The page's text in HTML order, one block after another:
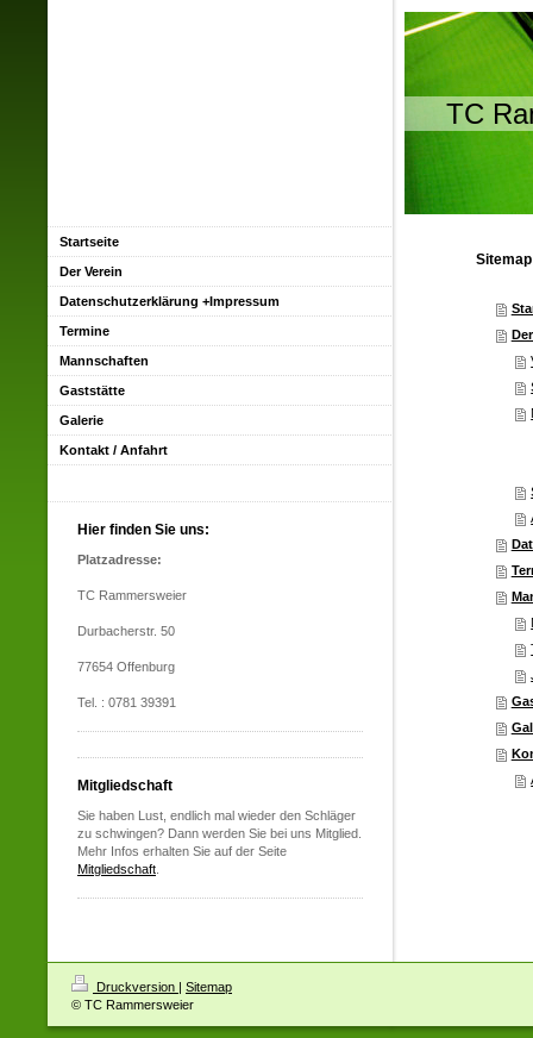
TC
Sitemap
Startseite
Der Verein
Datenschutzerklärung +Impressum
Termine
Mannschaften
Gaststätte
Galerie
Kontakt / Anfahrt
Hier finden Sie uns:
Platzadresse:
TC Rammersweier
Durbacherstr. 50
77654 Offenburg
Tel. : 0781 39391
Mitgliedschaft
Sie haben Lust, endlich mal wieder den Schläger
zu schwingen? Dann werden Sie bei uns Mitglied.
Mehr Infos erhalten Sie auf der Seite
Mitgliedschaft
Druckversion | Sitemap
© TC Rammersweier